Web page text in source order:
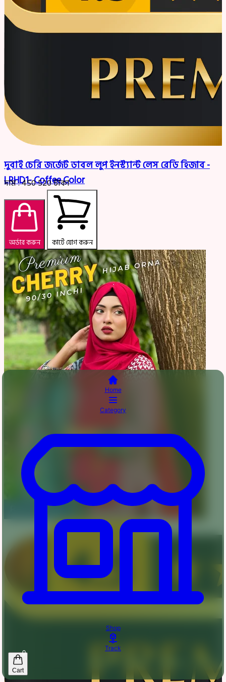
দুবাই চেরি জর্জেট ডাবল লুপ ইনস্ট্যান্ট লেস রেডি হিজাব -
LRHD1- Coffee Color
দাম :450520টাকা
অর্ডার করুন কার্টে যোগ করুন
Home
Category
Shop
Track
0
Cart